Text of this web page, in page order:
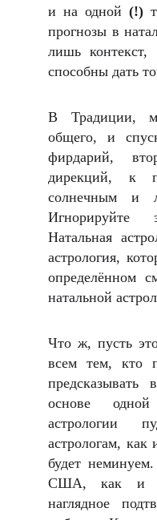
и на одной (!)
прогнозы в
лишь контекст,
способны дать
В Традиции,
общего, и
фирдарий,
дирекций, к
солнечным и
Натальная
астрология,
определённом
натальной
Что ж, пусть
всем тем, кто
основе
астрологии
астрологам, как
будет
США, как и
наглядное